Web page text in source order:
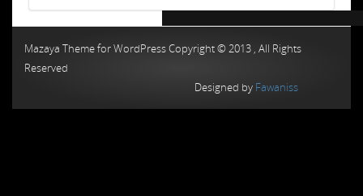
Mazaya Theme for WordPress Copyright © 2013 , All Rights
Reserved
Designed by Fawaniss